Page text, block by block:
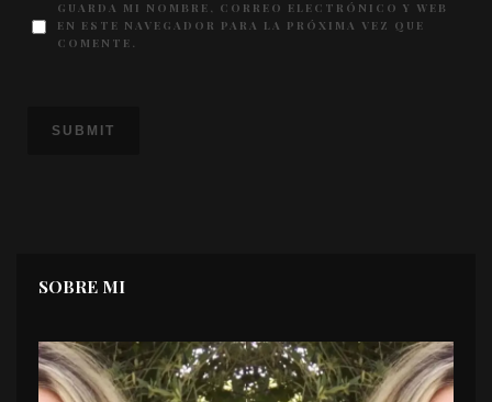
GUARDA MI NOMBRE, CORREO ELECTRÓNICO Y WEB
EN ESTE NAVEGADOR PARA LA PRÓXIMA VEZ QUE
COMENTE.
SOBRE MI